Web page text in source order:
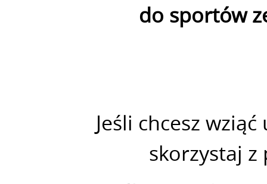
do sportów
Jeśli chcesz
skorzystaj